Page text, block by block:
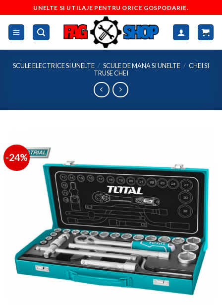
to
content
UNELTE SI UTILAJE PENTRU ORICE GOSPODARIE.
SCULE ELECTRICE SI UNELTE / SCULE DE MANA SI UNELTE / CHEI SI
TRUSE CHEI
-24%